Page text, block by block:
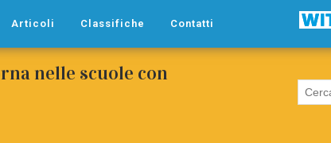
Articoli Classifiche Contatti
nelle scuole con